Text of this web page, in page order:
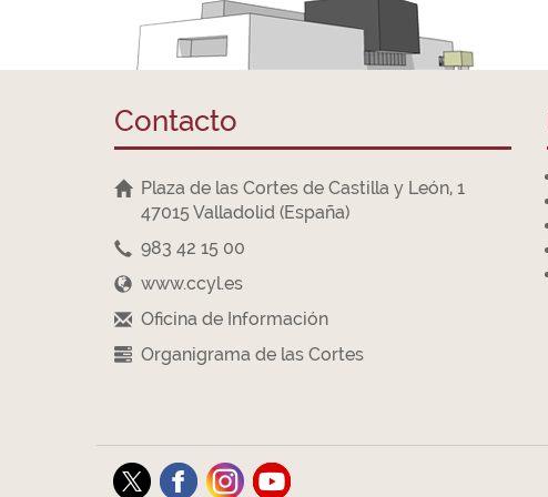
Contacto
Plaza de las Cortes de Castilla y León, 1
47015 Valladolid (España)
983 42 15 00
www.ccyl.es
Oficina de Información
Organigrama de las Cortes